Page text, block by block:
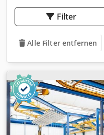
Filter
Alle Filter entfernen